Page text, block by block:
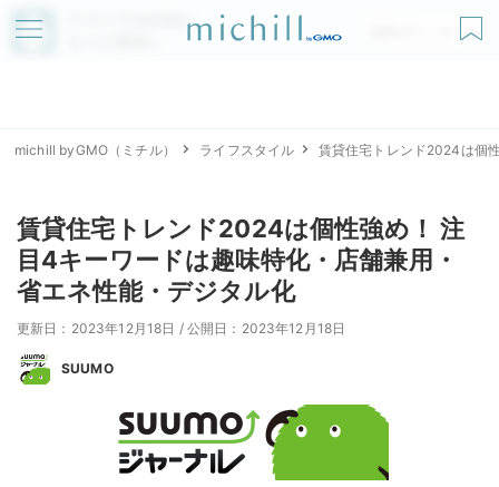
アプリでmichillが
無料ダウンロード
michill byGMO（ミチル） ライフスタイル 賃貸住宅トレンド2024は個
賃貸住宅トレンド2024は個性強め！ 注
目4キーワードは趣味特化・店舗兼用・
省エネ性能・デジタル化
更新日：2023年12月18日 / 公開日：2023年12月18日
SUUMO